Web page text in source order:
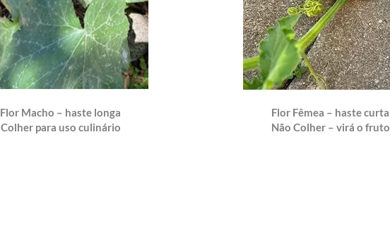
Flor Macho – haste longa
Colher para uso culinário
Flor Fêmea – haste curta
Não Colher – virá o fruto